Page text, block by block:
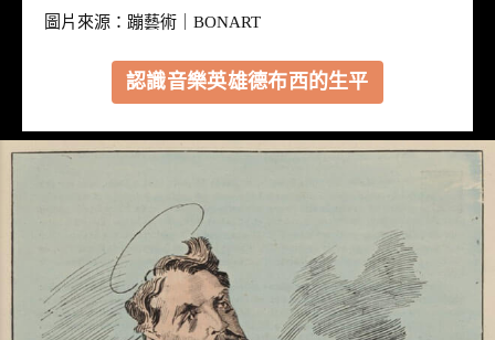
圖片來源： 蹦藝術｜BONART
認識音樂英雄德布西的生平